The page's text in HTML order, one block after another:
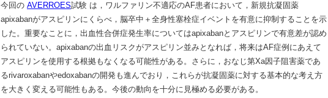
今回の AVERROES試験 は，ワルファリン不適応のAF患者において，新規抗凝固薬
apixabanがアスピリンにくらべ，脳卒中＋全身性塞栓症イベントを有意に抑制することを示
した。重要なことに，出血性合併症発生率についてはapixabanとアスピリンで有意差が認め
られていない。apixabanの出血リスクがアスピリン並みとなれば，将来はAF症例にあえて
アスピリンを使用する根拠もなくなる可能性がある。さらに，おなじ第Xa因子阻害薬であ
るrivaroxabanやedoxabanの開発も進んでおり，これらが抗凝固薬に対する基本的な考え方
を大きく変える可能性もある。今後の動向を十分に見極める必要がある。